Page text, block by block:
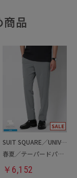
商品
SUIT SQUARE／UNIVERSAL LANGUAGE
春夏／テーパードパンツ
￥ 6,152